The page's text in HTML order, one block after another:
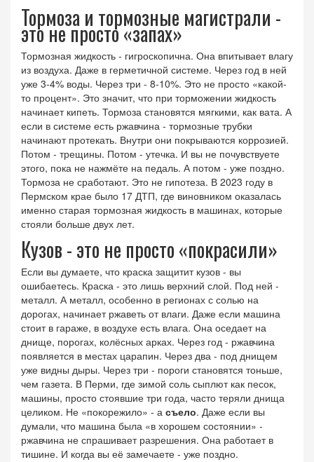
Тормоза и тормозные магистрали -
это не просто «запах»
Тормозная жидкость - гигроскопична. Она впитывает влагу
из воздуха. Даже в герметичной системе. Через год в ней
уже 3-4% воды. Через три - 8-10%. Это не просто «какой-
то процент». Это значит, что при торможении жидкость
начинает кипеть. Тормоза становятся мягкими, как вата. А
если в системе есть ржавчина - тормозные трубки
начинают протекать. Внутри они покрываются коррозией.
Потом - трещины. Потом - утечка. И вы не почувствуете
этого, пока не нажмёте на педаль. А потом - уже поздно.
Тормоза не сработают. Это не гипотеза. В 2023 году в
Пермском крае было 17 ДТП, где виновником оказалась
именно старая тормозная жидкость в машинах, которые
стояли больше двух лет.
Кузов - это не просто «покрасили»
Если вы думаете, что краска защитит кузов - вы
ошибаетесь. Краска - это лишь верхний слой. Под ней -
металл. А металл, особенно в регионах с солью на
дорогах, начинает ржаветь от влаги. Даже если машина
стоит в гараже, в воздухе есть влага. Она оседает на
днище, порогах, колёсных арках. Через год - ржавчина
появляется в местах царапин. Через два - под днищем
уже видны дыры. Через три - пороги становятся тоньше,
чем газета. В Перми, где зимой соль сыплют как песок,
машины, просто стоявшие три года, часто теряли днища
целиком. Не «покорежило» - а съело. Даже если вы
думали, что машина была «в хорошем состоянии» -
ржавчина не спрашивает разрешения. Она работает в
тишине. И когда вы её замечаете - уже поздно.